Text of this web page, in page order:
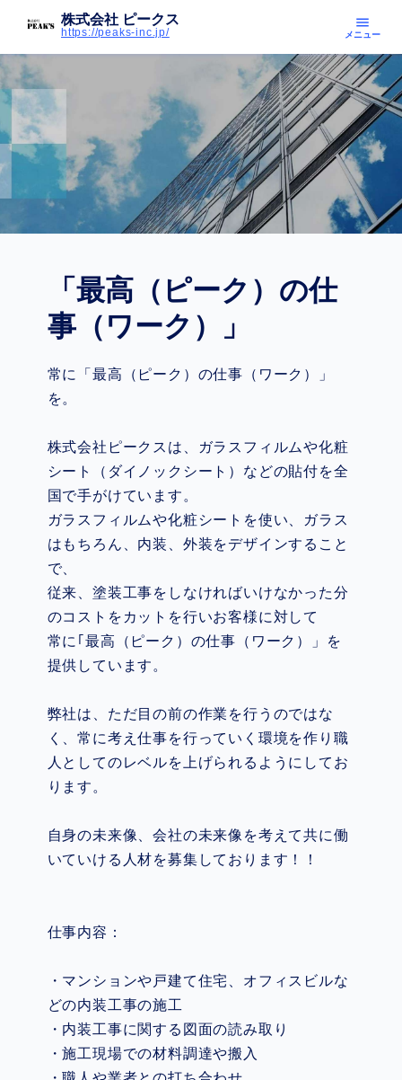
株式会社 ピークス
https://peaks-inc.jp/
menu
メニュー
「最高（ピーク）の仕
事（ワーク）」
常に「最高（ピーク）の仕事（ワーク）」
を。
株式会社ピークスは、ガラスフィルムや化粧
シート（ダイノックシート）などの貼付を全
国で手がけています。
ガラスフィルムや化粧シートを使い、ガラス
はもちろん、内装、外装をデザインすること
で、
従来、塗装工事をしなければいけなかった分
のコストをカットを行いお客様に対して
常に｢最高（ピーク）の仕事（ワーク）」を
提供しています。
弊社は、ただ目の前の作業を行うのではな
く、常に考え仕事を行っていく環境を作り職
人としてのレベルを上げられるようにしてお
ります。
自身の未来像、会社の未来像を考えて共に働
いていける人材を募集しております！！
仕事内容：
・マンションや戸建て住宅、オフィスビルな
どの内装工事の施工
・内装工事に関する図面の読み取り
・施工現場での材料調達や搬入